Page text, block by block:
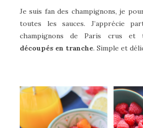
Je suis fan des champignons, je
toutes les sauces. J’apprécie
champignons de Paris crus et
découpés en tranche. Simple et